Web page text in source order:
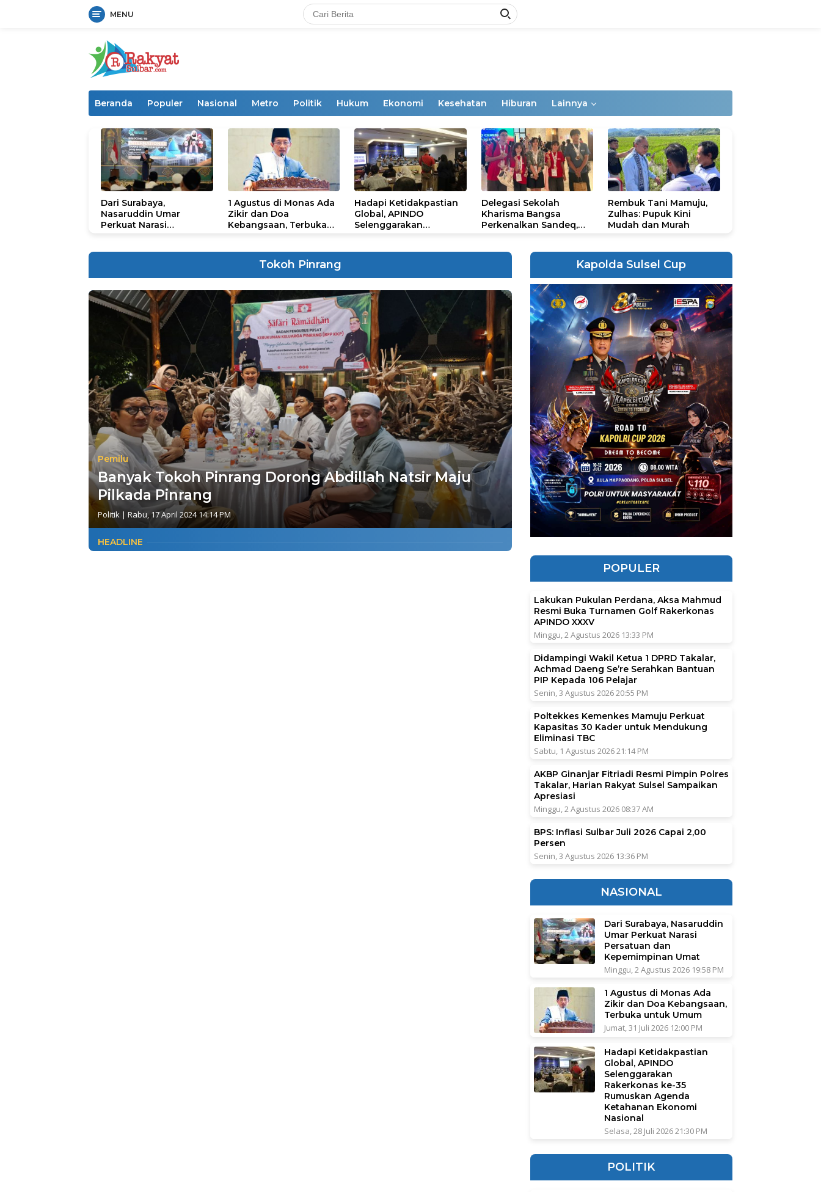
MENU
Beranda Populer Nasional Metro Politik Hukum Ekonomi Kesehatan Hiburan Lainnya
Dari Surabaya,
Nasaruddin Umar
Perkuat Narasi
1 Agustus di Monas Ada
Zikir dan Doa
Kebangsaan, Terbuka
Hadapi Ketidakpastian
Global, APINDO
Selenggarakan
Delegasi Sekolah
Kharisma Bangsa
Perkenalkan Sandeq,
STEAM Olympiad 2026
Rembuk Tani Mamuju,
Zulhas: Pupuk Kini
Mudah dan Murah
Tokoh Pinrang
Pemilu
Banyak Tokoh Pinrang Dorong Abdillah Natsir Maju
Pilkada Pinrang
Politik | Rabu, 17 April 2024 14:14 PM
HEADLINE
Kapolda Sulsel Cup
POPULER
Lakukan Pukulan Perdana, Aksa Mahmud
Resmi Buka Turnamen Golf Rakerkonas
APINDO XXXV
Minggu, 2 Agustus 2026 13:33 PM
Didampingi Wakil Ketua 1 DPRD Takalar,
Achmad Daeng Se’re Serahkan Bantuan
PIP Kepada 106 Pelajar
Senin, 3 Agustus 2026 20:55 PM
Poltekkes Kemenkes Mamuju Perkuat
Kapasitas 30 Kader untuk Mendukung
Eliminasi TBC
Sabtu, 1 Agustus 2026 21:14 PM
AKBP Ginanjar Fitriadi Resmi Pimpin Polres
Takalar, Harian Rakyat Sulsel Sampaikan
Apresiasi
Minggu, 2 Agustus 2026 08:37 AM
BPS: Inflasi Sulbar Juli 2026 Capai 2,00
Persen
Senin, 3 Agustus 2026 13:36 PM
NASIONAL
Dari Surabaya, Nasaruddin
Umar Perkuat Narasi
Persatuan dan
Kepemimpinan Umat
Minggu, 2 Agustus 2026 19:58 PM
1 Agustus di Monas Ada
Zikir dan Doa Kebangsaan,
Terbuka untuk Umum
Jumat, 31 Juli 2026 12:00 PM
Hadapi Ketidakpastian
Global, APINDO
Selenggarakan
Rakerkonas ke-35
Rumuskan Agenda
Ketahanan Ekonomi
Nasional
Selasa, 28 Juli 2026 21:30 PM
POLITIK